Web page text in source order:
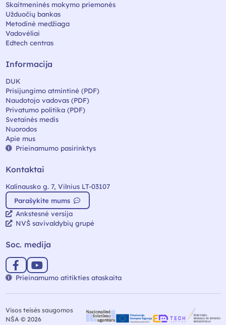
Skaitmeninės mokymo priemonės
Užduočių bankas
Metodinė medžiaga
Vadovėliai
Edtech centras
Informacija
DUK
Prisijungimo atmintinė (PDF)
Naudotojo vadovas (PDF)
Privatumo politika (PDF)
Svetainės medis
Nuorodos
Apie mus
Prieinamumo pasirinktys
Kontaktai
Kalinausko g. 7, Vilnius LT-03107
Parašykite mums
Ankstesnė versija
NVŠ savivaldybių grupė
Soc. medija
Prieinamumo atitikties ataskaita
Visos teisės saugomos
NŠA © 2026